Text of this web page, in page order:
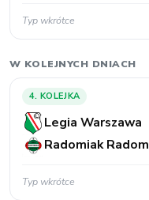
Typ wkrótce
W KOLEJNYCH DNIACH
4. KOLEJKA
Legia Warszawa
Radomiak Radom
Typ wkrótce